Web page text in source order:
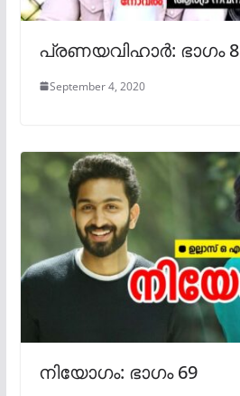
പ്രണയവിഹാർ: ഭാഗം 8
September 4, 2020
നിയോഗം: ഭാഗം 69